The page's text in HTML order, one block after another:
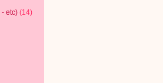
etc) (14)